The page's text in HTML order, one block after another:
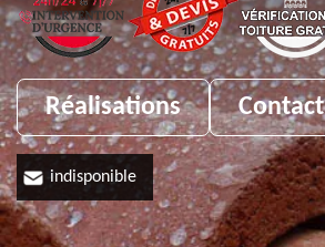
Réalisations Contact
indisponible